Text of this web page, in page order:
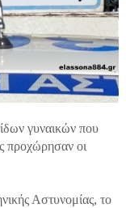
γυναικών που
προχώρησαν οι
Αστυνομίας, το